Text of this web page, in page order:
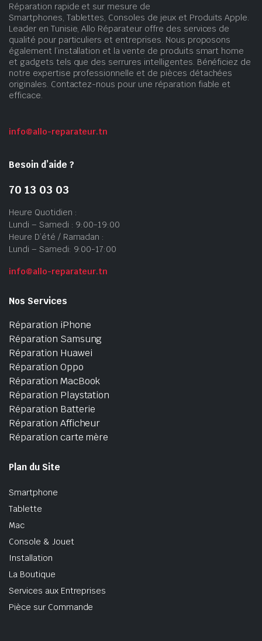
Réparation rapide et sur mesure de
Smartphones, Tablettes, Consoles de jeux et Produits Apple.
Leader en Tunisie, Allo Réparateur offre des services de
qualité pour particuliers et entreprises. Nous proposons
également l’installation et la vente de produits smart home
et gadgets tels que des serrures intelligentes. Bénéficiez de
notre expertise professionnelle et de pièces détachées
originales. Contactez-nous pour une réparation fiable et
efficace.
info@allo-reparateur.tn
Besoin d’aide ?
70 13 03 03
Heure Quotidien :
Lundi – Samedi : 9:00-19:00
Heure D’été / Ramadan :
Lundi – Samedi: 9:00-17:00
info@allo-reparateur.tn
Nos Services
Réparation iPhone
Réparation Samsung
Réparation Huawei
Réparation Oppo
Réparation MacBook
Réparation Playstation
Réparation Batterie
Réparation Afficheur
Réparation carte mère
Plan du Site
Smartphone
Tablette
Mac
Console & Jouet
Installation
La Boutique
Services aux Entreprises
Pièce sur Commande